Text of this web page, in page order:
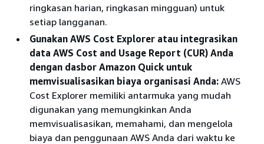
ringkasan harian, ringkasan mingguan) untuk
setiap langganan.
Gunakan AWS Cost Explorer atau integrasikan
data AWS Cost and Usage Report (CUR) Anda
dengan dasbor Amazon Quick untuk
memvisualisasikan biaya organisasi Anda: AWS
Cost Explorer memiliki antarmuka yang mudah
digunakan yang memungkinkan Anda
memvisualisasikan, memahami, dan mengelola
biaya dan penggunaan AWS Anda dari waktu ke